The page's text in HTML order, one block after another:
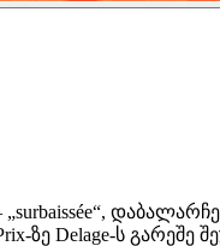
ზე Delage-ს გარეშე